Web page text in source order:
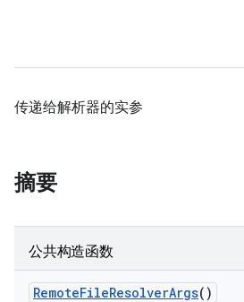
传递给解析器的实参
摘要
公共构造函数
RemoteFileResolverArgs()